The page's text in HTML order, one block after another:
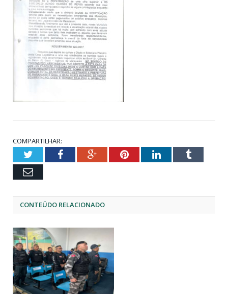
COMPARTILHAR:
TwitterFacebookGoogle+PinterestLinkedInTumblr
Email
CONTEÚDO RELACIONADO